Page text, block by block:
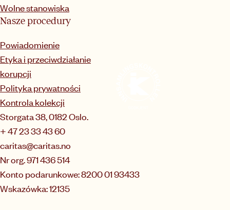
Wolne stanowiska
Nasze procedury
Powiadomienie
Etyka i przeciwdziałanie
korupcji
Polityka prywatności
Kontrola kolekcji
Storgata 38, 0182 Oslo.
+ 47 23 33 43 60
caritas@caritas.no
Nr org. 971 436 514
Konto podarunkowe: 8200 01 93433
Wskazówka: 12135